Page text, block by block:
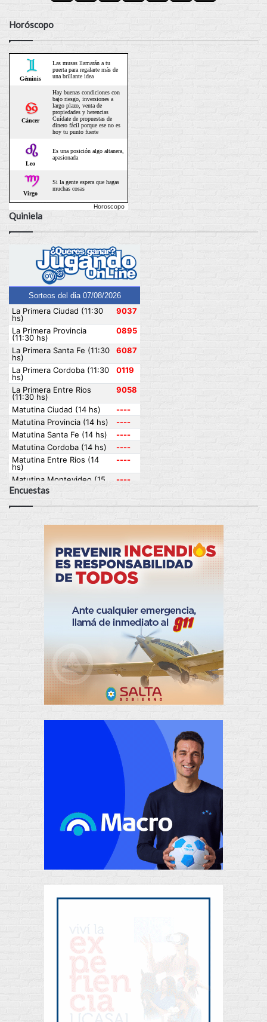
Horóscopo
Horoscopo
Quiniela
Encuestas